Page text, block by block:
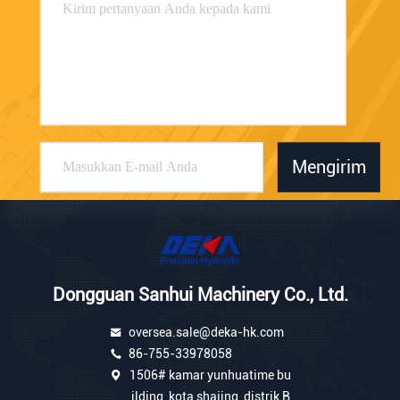
Mengirim
Dongguan Sanhui Machinery Co., Ltd.
oversea.sale@deka-hk.com
86-755-33978058
1506# kamar yunhuatime bu
ilding, kota shajing, distrik B